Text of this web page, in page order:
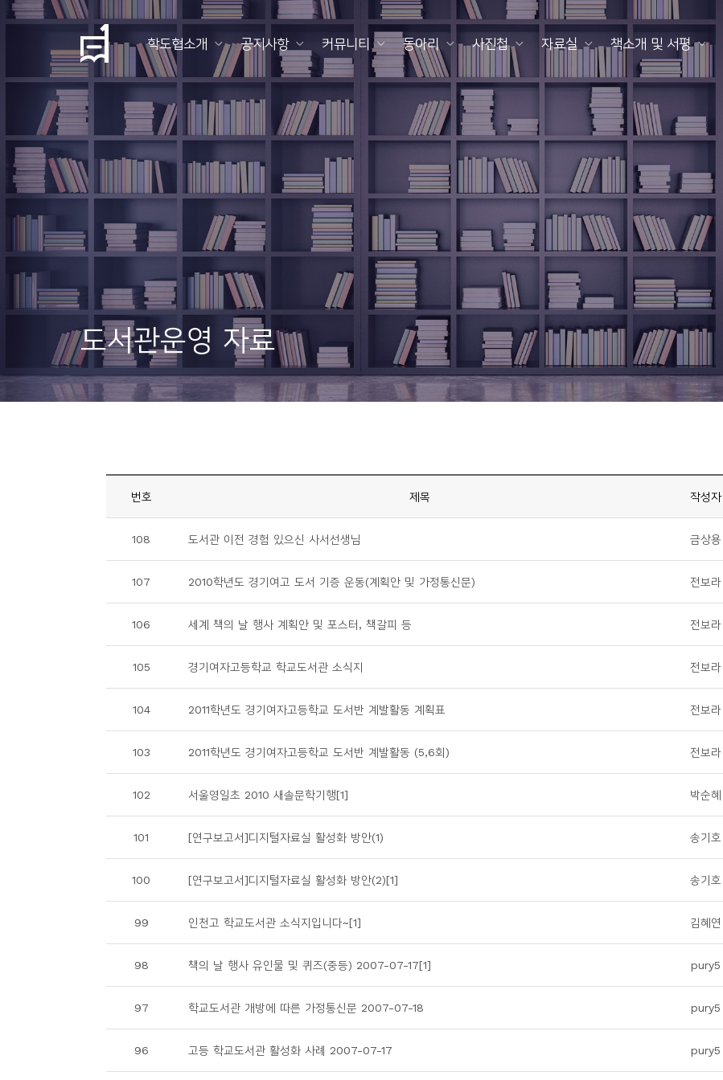
학도협소개 공지사항 커뮤니티 동아리 사진첩 자료실 책소개 및 서평
도서관운영 자료
번호 제목 작성자
108 도서관 이전 경험 있으신 사서선생님 금상용
107 2010학년도 경기여고 도서 기증 운동(계획안 및 가정통신문) 전보라
106 세계 책의 날 행사 계획안 및 포스터, 책갈피 등 전보라
105 경기여자고등학교 학교도서관 소식지 전보라
104 2011학년도 경기여자고등학교 도서반 계발활동 계획표 전보라
103 2011학년도 경기여자고등학교 도서반 계발활동 (5,6회) 전보라
102 서울영일초 2010 새솔문학기행[1] 박순혜
101 [연구보고서]디지털자료실 활성화 방안(1) 송기호
100 [연구보고서]디지털자료실 활성화 방안(2)[1] 송기호
99 인천고 학교도서관 소식지입니다~[1] 김혜연
98 책의 날 행사 유인물 및 퀴즈(중등) 2007-07-17[1] pury5
97 학교도서관 개방에 따른 가정통신문 2007-07-18 pury5
96 고등 학교도서관 활성화 사례 2007-07-17 pury5
협
소
개
니
티